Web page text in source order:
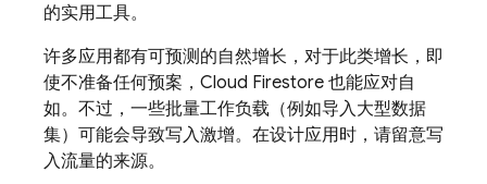
的实用工具。
许多应用都有可预测的自然增长，对于此类增长，即
使不准备任何预案， Cloud Firestore 也能应对自
如。不过，一些批量工作负载（例如导入大型数据
集）可能会导致写入激增。在设计应用时，请留意写
入流量的来源。